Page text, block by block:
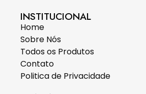
INSTITUCIONAL
Home
Sobre Nós
Todos os Produtos
Contato
Politica de Privacidade